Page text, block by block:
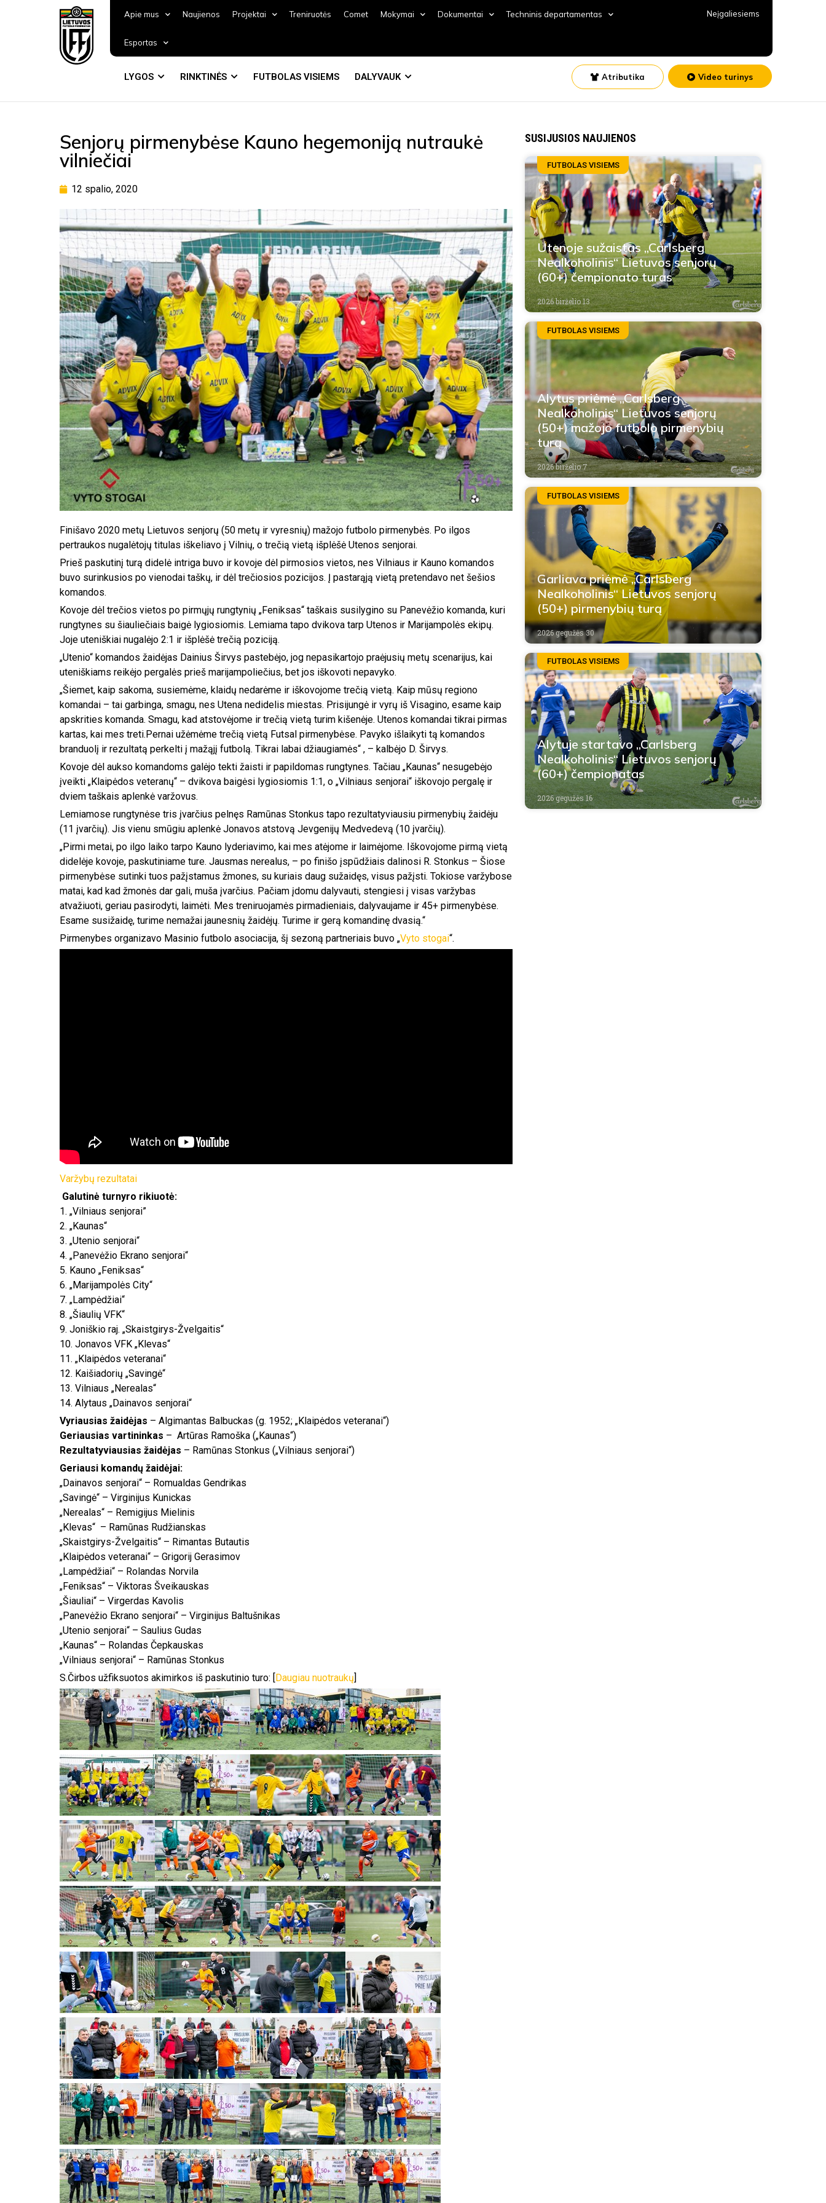
Apie mus Naujienos Projektai Treniruotės Comet Mokymai Dokumentai Techninis departamentas
Esportas
Neįgaliesiems
LYGOS RINKTINĖS FUTBOLAS VISIEMS DALYVAUK Atributika Video turinys
Senjorų pirmenybėse Kauno hegemoniją nutraukė
vilniečiai
12 spalio, 2020
Finišavo 2020 metų Lietuvos senjorų (50 metų ir vyresnių) mažojo futbolo pirmenybės. Po ilgos
pertraukos nugalėtojų titulas iškeliavo į Vilnių, o trečią vietą išplėšė Utenos senjorai.
Prieš paskutinį turą didelė intriga buvo ir kovoje dėl pirmosios vietos, nes Vilniaus ir Kauno komandos
buvo surinkusios po vienodai taškų, ir dėl trečiosios pozicijos. Į pastarąją vietą pretendavo net šešios
komandos.
Kovoje dėl trečios vietos po pirmųjų rungtynių „Feniksas“ taškais susilygino su Panevėžio komanda, kuri
rungtynes su šiauliečiais baigė lygiosiomis. Lemiama tapo dvikova tarp Utenos ir Marijampolės ekipų.
Joje uteniškiai nugalėjo 2:1 ir išplėšė trečią poziciją.
„Utenio“ komandos žaidėjas Dainius Širvys pastebėjo, jog nepasikartojo praėjusių metų scenarijus, kai
uteniškiams reikėjo pergalės prieš marijampoliečius, bet jos iškovoti nepavyko.
„Šiemet, kaip sakoma, susiemėme, klaidų nedarėme ir iškovojome trečią vietą. Kaip mūsų regiono
komandai – tai garbinga, smagu, nes Utena nedidelis miestas. Prisijungė ir vyrų iš Visagino, esame kaip
apskrities komanda. Smagu, kad atstovėjome ir trečią vietą turim kišenėje. Utenos komandai tikrai pirmas
kartas, kai mes treti.Pernai užėmėme trečią vietą Futsal pirmenybėse. Pavyko išlaikyti tą komandos
branduolį ir rezultatą perkelti į mažąjį futbolą. Tikrai labai džiaugiamės“ , – kalbėjo D. Širvys.
Kovoje dėl aukso komandoms galėjo tekti žaisti ir papildomas rungtynes. Tačiau „Kaunas“ nesugebėjo
įveikti „Klaipėdos veteranų“ – dvikova baigėsi lygiosiomis 1:1, o „Vilniaus senjorai“ iškovojo pergalę ir
dviem taškais aplenkė varžovus.
Lemiamose rungtynėse tris įvarčius pelnęs Ramūnas Stonkus tapo rezultatyviausiu pirmenybių žaidėju
(11 įvarčių). Jis vienu smūgiu aplenkė Jonavos atstovą Jevgenijų Medvedevą (10 įvarčių).
„Pirmi metai, po ilgo laiko tarpo Kauno lyderiavimo, kai mes atėjome ir laimėjome. Iškovojome pirmą vietą
didelėje kovoje, paskutiniame ture. Jausmas nerealus, – po finišo įspūdžiais dalinosi R. Stonkus – Šiose
pirmenybėse sutinki tuos pažįstamus žmones, su kuriais daug sužaidęs, visus pažįsti. Tokiose varžybose
matai, kad kad žmonės dar gali, muša įvarčius. Pačiam įdomu dalyvauti, stengiesi į visas varžybas
atvažiuoti, geriau pasirodyti, laimėti. Mes treniruojamės pirmadieniais, dalyvaujame ir 45+ pirmenybėse.
Esame susižaidę, turime nemažai jaunesnių žaidėjų. Turime ir gerą komandinę dvasią.“
Pirmenybes organizavo Masinio futbolo asociacija, šį sezoną partneriais buvo „Vyto stogai“.
Varžybų rezultatai
Galutinė turnyro rikiuotė:
1. „Vilniaus senjorai”
2. „Kaunas“
3. „Utenio senjorai“
4. „Panevėžio Ekrano senjorai“
5. Kauno „Feniksas“
6. „Marijampolės City“
7. „Lampėdžiai“
8. „Šiaulių VFK“
9. Joniškio raj. „Skaistgirys-Žvelgaitis“
10. Jonavos VFK „Klevas“
11. „Klaipėdos veteranai“
12. Kaišiadorių „Savingė“
13. Vilniaus „Nerealas“
14. Alytaus „Dainavos senjorai“
Vyriausias žaidėjas – Algimantas Balbuckas (g. 1952; „Klaipėdos veteranai“)
Geriausias vartininkas – Artūras Ramoška („Kaunas“)
Rezultatyviausias žaidėjas – Ramūnas Stonkus („Vilniaus senjorai“)
Geriausi komandų žaidėjai:
„Dainavos senjorai“ – Romualdas Gendrikas
„Savingė“ – Virginijus Kunickas
„Nerealas“ – Remigijus Mielinis
„Klevas“ – Ramūnas Rudžianskas
„Skaistgirys-Žvelgaitis“ – Rimantas Butautis
„Klaipėdos veteranai“ – Grigorij Gerasimov
„Lampėdžiai“ – Rolandas Norvila
„Feniksas“ – Viktoras Šveikauskas
„Šiauliai“ – Virgerdas Kavolis
„Panevėžio Ekrano senjorai“ – Virginijus Baltušnikas
„Utenio senjorai“ – Saulius Gudas
„Kaunas“ – Rolandas Čepkauskas
„Vilniaus senjorai“ – Ramūnas Stonkus
S.Čirbos užfiksuotos akimirkos iš paskutinio turo: [Daugiau nuotraukų]
SUSIJUSIOS NAUJIENOS
FUTBOLAS VISIEMS
Utenoje sužaistas „Carlsberg
Nealkoholinis“ Lietuvos senjorų
(60+) čempionato turas
2026 birželio 13
FUTBOLAS VISIEMS
Alytus priėmė „Carlsberg
Nealkoholinis“ Lietuvos senjorų
(50+) mažojo futbolo pirmenybių
turą
2026 birželio 7
FUTBOLAS VISIEMS
Garliava priėmė „Carlsberg
Nealkoholinis“ Lietuvos senjorų
(50+) pirmenybių turą
2026 gegužės 30
FUTBOLAS VISIEMS
Alytuje startavo „Carlsberg
Nealkoholinis“ Lietuvos senjorų
(60+) čempionatas
2026 gegužės 16